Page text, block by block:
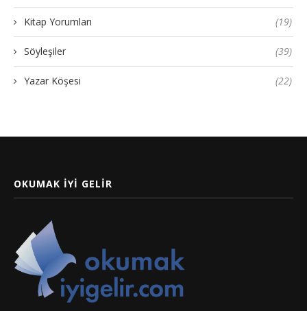
Kitap Yorumları (19)
Söyleşiler (39)
Yazar Köşesi (22)
OKUMAK İYI GELIR